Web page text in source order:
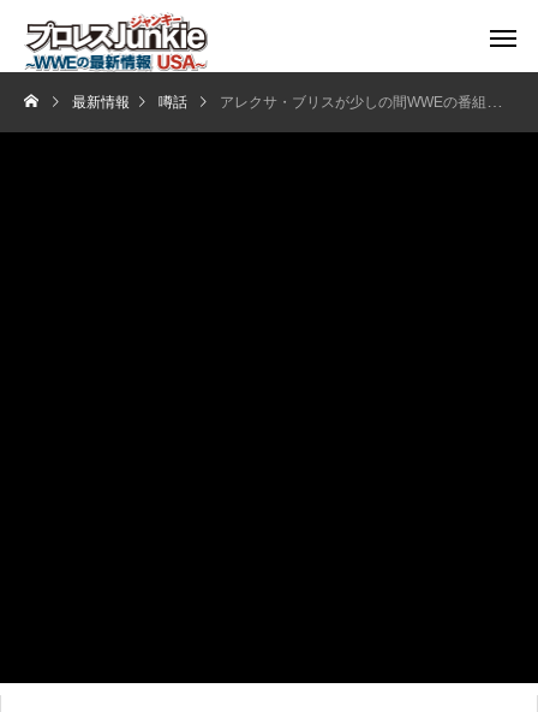
最新情報 噂話 アレクサ・ブリスが少しの間WWEの番組を欠場か